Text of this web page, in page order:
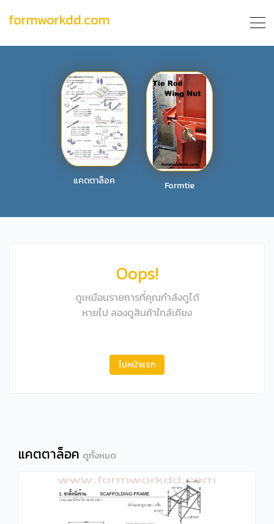
formworkdd.com
แคตตาล็อค Formtie
Oops!
ดูเหมือนรายการที่คุณกำลังดูได้
หายไป ลองดูสินค้าใกล้เคียง
ไปหน้าแรก
แคตตาล็อค ดูทั้งหมด